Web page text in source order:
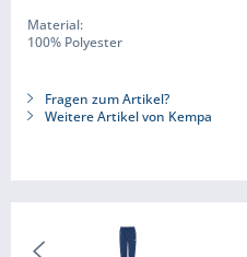
Material:
100% Polyester
Fragen zum Artikel?
Weitere Artikel von Kempa